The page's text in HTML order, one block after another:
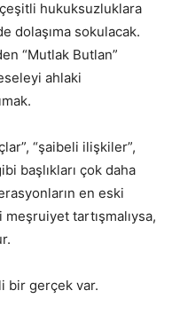
hukuksuzluklara
dolaşıma sokulacak.
“Mutlak Butlan”
ahlaki
“şaibeli ilişkiler”,
başlıkları çok daha
en eski
tartışmalıysa,
bir gerçek var.